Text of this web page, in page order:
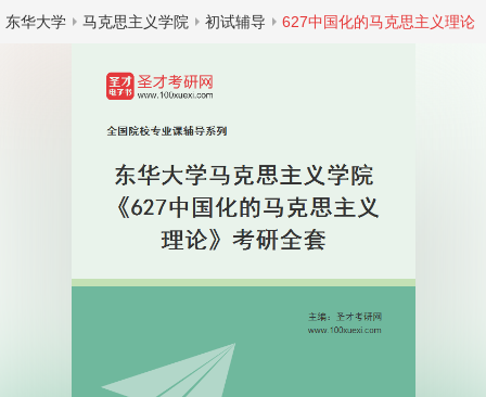
东华大学 马克思主义学院 初试辅导 627中国化的马克思主义理论